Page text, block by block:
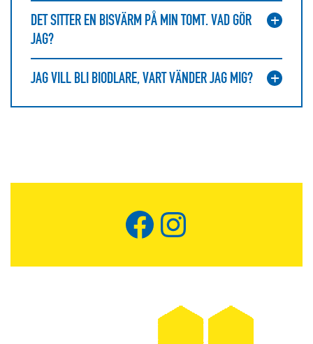
DET SITTER EN BISVÄRM PÅ MIN TOMT. VAD GÖR
JAG?
JAG VILL BLI BIODLARE, VART VÄNDER JAG MIG?
Facebook
Instagram